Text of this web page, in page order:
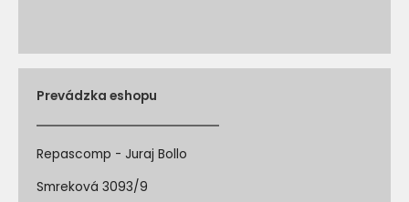
Prevádzka eshopu
Repascomp - Juraj Bollo
Smreková 3093/9